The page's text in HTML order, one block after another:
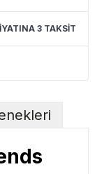
3 TAKSİT